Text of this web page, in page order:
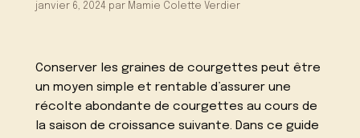
janvier 6, 2024 par Mamie Colette Verdier
Conserver les graines de courgettes peut être
un moyen simple et rentable d’assurer une
récolte abondante de courgettes au cours de
la saison de croissance suivante. Dans ce guide